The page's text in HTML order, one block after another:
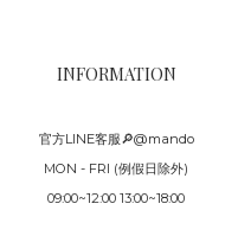
INFORMATION
官方LINE客服🔎@mando
MON - FRI (例假日除外)
09:00~12:00 13:00~18:00